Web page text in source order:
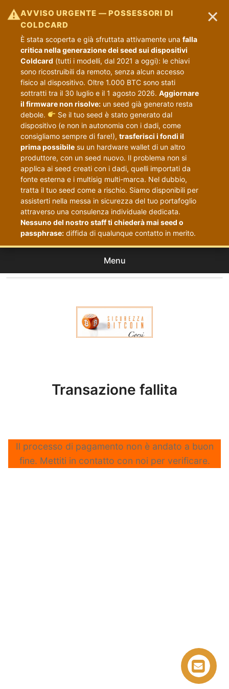
⚠AVVISO URGENTE — POSSESSORI DI
COLDCARD
È stata scoperta e già sfruttata attivamente una falla
critica nella generazione dei seed sui dispositivi
Coldcard (tutti i modelli, dal 2021 a oggi): le chiavi
sono ricostruibili da remoto, senza alcun accesso
fisico al dispositivo. Oltre 1.000 BTC sono stati
sottratti tra il 30 luglio e il 1 agosto 2026. Aggiornare
il firmware non risolve: un seed già generato resta
debole.
Se il tuo seed è stato generato dal
dispositivo (e non in autonomia con i dadi, come
consigliamo sempre di fare!), trasferisci i fondi il
prima possibile su un hardware wallet di un altro
produttore, con un seed nuovo. Il problema non si
applica ai seed creati con i dadi, quelli importati da
fonte esterna e i multisig multi-marca. Nel dubbio,
tratta il tuo seed come a rischio. Siamo disponibili per
assisterti nella messa in sicurezza del tuo portafoglio
attraverso una consulenza individuale dedicata.
Nessuno del nostro staff ti chiederà mai seed o
passphrase: diffida di qualunque contatto in merito.
×
Menu
Transazione fallita
Il processo di pagamento non è andato a buon
fine. Mettiti in contatto con noi per verificare.